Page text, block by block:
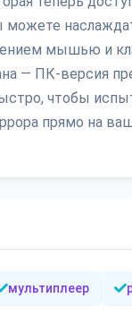
можете
мышью и
— ПК-версия
чтобы
прямо на
мультиплеер